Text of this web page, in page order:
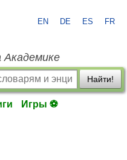
EN DE ES FR
Академике
Найти!
Игры ⚽